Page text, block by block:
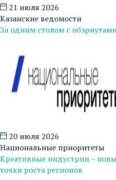
21 июля 2026
Казанские ведомости
За одним столом с
20 июля 2026
Национальные приоритеты
Креативные индустрии –
точки роста регионов